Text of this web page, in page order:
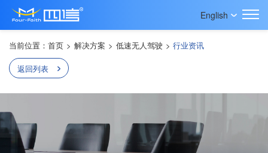
English
当前位置： 首页 > 解决方案 > 低速无人驾驶 > 行业资讯
返回列表